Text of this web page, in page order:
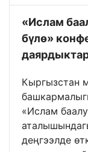
«Ислам
бүлө»
Кыргызстан
«Ислам
деңгээлде